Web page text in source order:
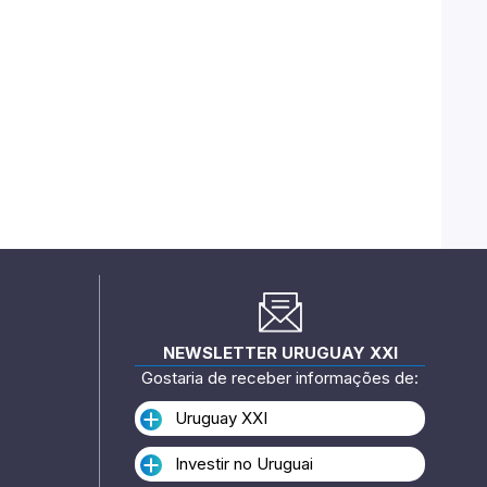
NEWSLETTER URUGUAY XXI
Gostaria de receber informações de:
Uruguay XXI
Investir no Uruguai